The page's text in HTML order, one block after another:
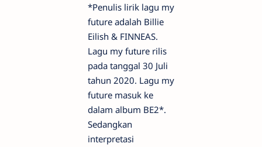
*Penulis lirik lagu my
future adalah Billie
Eilish & FINNEAS.
Lagu my future rilis
pada tanggal 30 Juli
tahun 2020. Lagu my
future masuk ke
dalam album BE2*.
Sedangkan
interpretasi